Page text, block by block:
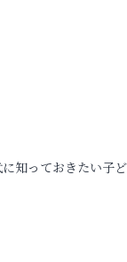
知っておきたい子